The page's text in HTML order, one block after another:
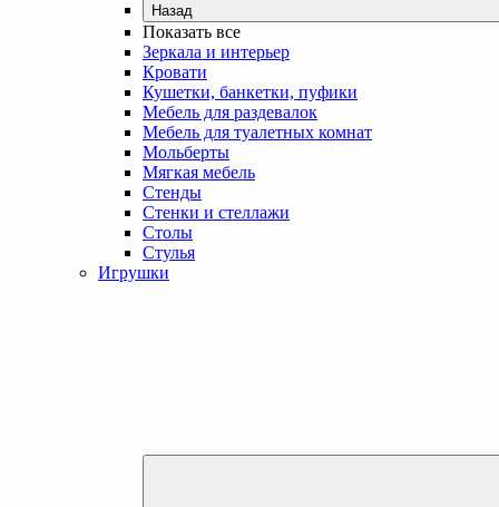
Назад
Показать все
Зеркала и интерьер
Кровати
Кушетки, банкетки, пуфики
Мебель для раздевалок
Мебель для туалетных комнат
Мольберты
Мягкая мебель
Стенды
Стенки и стеллажи
Столы
Стулья
Игрушки